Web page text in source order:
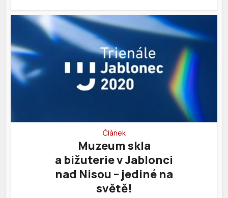
Článek
Muzeum skla
a bižuterie v Jablonci
nad Nisou – jediné na
světě!